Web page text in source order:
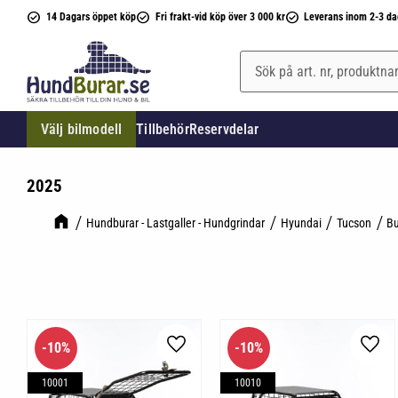
14 Dagars öppet köp Fri frakt-vid köp över 3 000 kr Leverans inom 2-3
Välj bilmodell TillbehörReservdelar
2025
Hundburar - Lastgaller - Hundgrindar Hyundai Tucson
10%
10001
Lägg till i favoriter
10%
10010